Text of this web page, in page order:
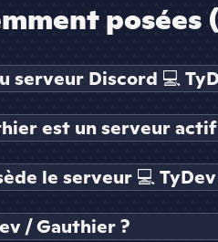
posées
serveur Discord 💻
est un serveur
le serveur 💻
/ Gauthier ?